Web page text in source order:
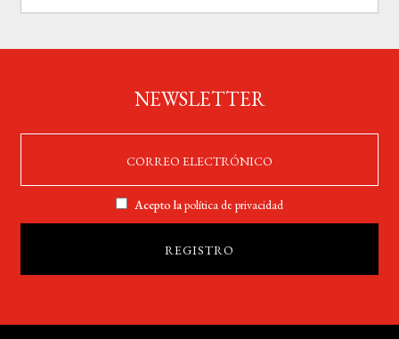
NEWSLETTER
Acepto lapolítica de privacidad